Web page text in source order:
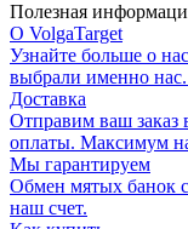
Полезная
О VolgaTarget
Узнайте больше о
выбрали именно
Доставка
Отправим ваш
оплаты. Максимум
Мы гарантируем
Обмен мятых банок
наш счет.